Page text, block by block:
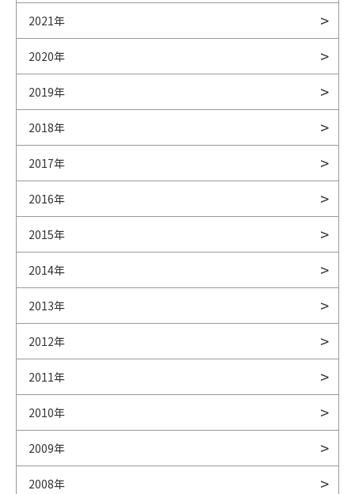
2021年
2020年
2019年
2018年
2017年
2016年
2015年
2014年
2013年
2012年
2011年
2010年
2009年
2008年